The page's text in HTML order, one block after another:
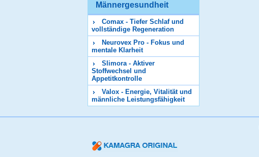
Männergesundheit
Comax - Tiefer Schlaf und
vollständige Regeneration
Neurovex Pro - Fokus und
mentale Klarheit
Slimora - Aktiver
Stoffwechsel und
Appetitkontrolle
Valox - Energie, Vitalität und
männliche Leistungsfähigkeit